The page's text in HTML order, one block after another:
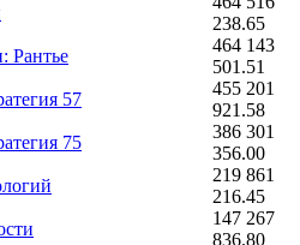
238.65
Рантье
464 143
501.51
57
455 201
921.58
75
386 301
356.00
219 861
216.45
147 267
836.80